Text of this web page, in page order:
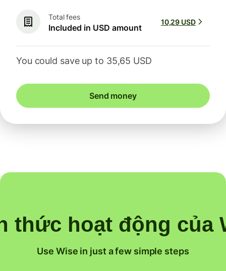
Total fees
Included in USD amount
10,29 USD
You could save up to 35,65 USD
Send money
thức hoạt động của
Use Wise in just a few simple steps